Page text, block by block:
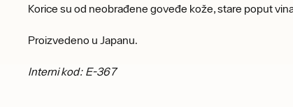
Korice su od neobrađene goveđe kože, stare poput
Proizvedeno u Japanu.
Interni kod: E-367